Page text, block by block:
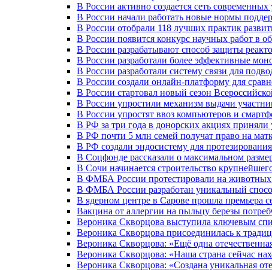
В России активно создается сеть
В России начали работать новые нормы
В России отобрали 118 лучших практик
В России появится конкурс научных работ в
В России разрабатывают способ защиты
В России разработали более эффективные
В России разработали систему связи для
В России создали онлайн-платформу для
В России стартовал новый сезон
В России упростили механизм выдачи
В России упростят ввоз компьютеров и
В РФ за три года в донорских акциях приняли
В РФ почти 5 млн семей получат право на
В РФ создали эндосистему для
В Соцфонде рассказали о максимальном
В Сочи начинается строительство
В ФМБА России протестировали на
В ФМБА России разработан уникальный
В ядерном центре в Сарове прошла премьера
Вакцина от аллергии на пыльцу березы
Вероника Скворцова выступила ключевым
Вероника Скворцова присоединилась к
Вероника Скворцова: «Ещё одна
Вероника Скворцова: «Наша страна сейчас
Вероника Скворцова: «Создана уникальная